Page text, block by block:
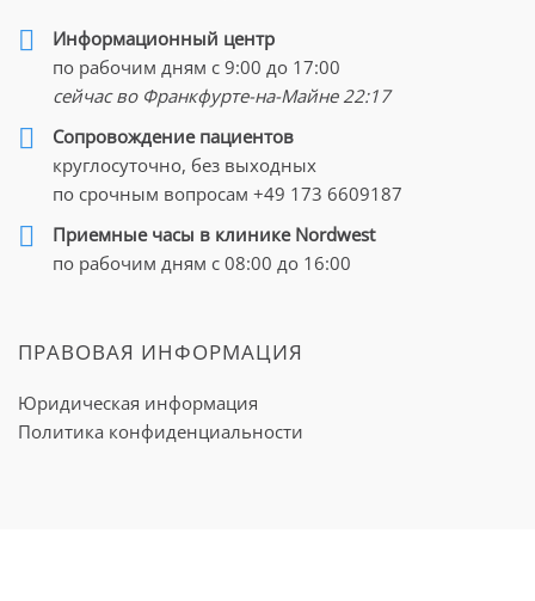
Информационный центр
по рабочим дням с 9:00 до 17:00
сейчас во Франкфурте-на-Майне 22:17
Cопровождение пациентов
круглосуточно, без выходных
по срочным вопросам +49 173 6609187
Приемные часы в клинике Nordwest
по рабочим дням с 08:00 до 16:00
ПРАВОВАЯ ИНФОРМАЦИЯ
Юридическая информация
Политика конфиденциальности